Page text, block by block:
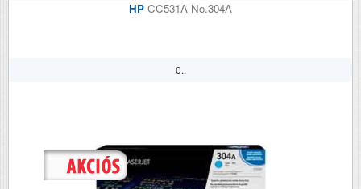
HP CC531A No.304A
0..